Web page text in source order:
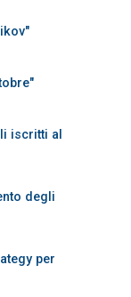
iscritti al
degli
per